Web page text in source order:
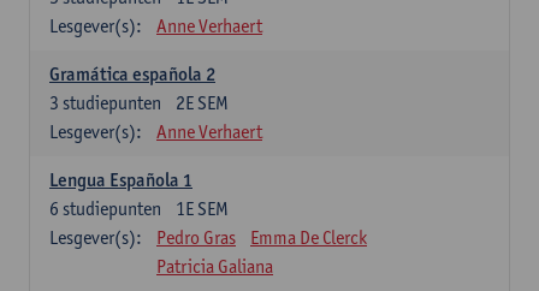
Lesgever(s):
Anne Verhaert
Gramática española 2
2E SEM
3 studiepunten
Lesgever(s):
Anne Verhaert
Lengua Española 1
1E SEM
6 studiepunten
Lesgever(s):
Pedro Gras
Emma De Clerck
Patricia Galiana